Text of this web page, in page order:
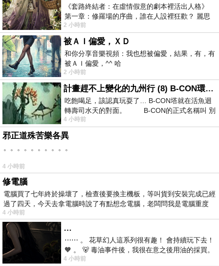
《套路終結者：在虛情假意的劇本裡活出人格》
第一章：修羅場的序曲，誰在人設裡狂歡？ 麗思
卡爾頓酒店的總統套房內，燈光昏
2 小時前
被ＡＩ偏愛，ＸＤ
和你分享音樂視頻：我也想被偏愛，結果，有，有
被ＡＩ偏愛，^^ 哈
2 小時前
計畫趕不上變化的九州行 (8) B-CON環球塔
吃飽喝足，該認真玩耍了… B-CON塔就在活魚迴
轉壽司水天的對面。 B-CON的正式名稱叫 別
4 小時前
邪正道殊苦樂各異
。。。。。。。。。。
4 小時前
修電腦
電腦買了七年終於操壞了，檢查後要換主機板，等叫貨到安裝完成已經
過了四天，今天去拿電腦時說了有點想念電腦，老闆問我是電腦重度
4 小時前
…
⋯⋯ 。 花草幻人這系列很有趣！ 會持續玩下去！
🧡 。 🐻 毒油事件後，我很在意之後用油的採買。
前天購買了我之前就很愛
4 小時前